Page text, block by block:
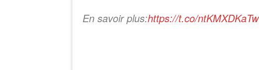
En savoir plus:https://t.co/ntKMXDKaTw